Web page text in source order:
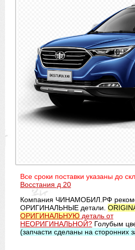
Все сроки поставки указаны до
Восстания д 20
Компания ЧИНАМОБИЛ.РФ
ОРИГИНАЛЬНЫЕ детали.
ОРИГИНАЛЬНУЮ деталь от
НЕОРИГИНАЛЬНОЙ? Голубым
(запчасти сделаны на сторонних